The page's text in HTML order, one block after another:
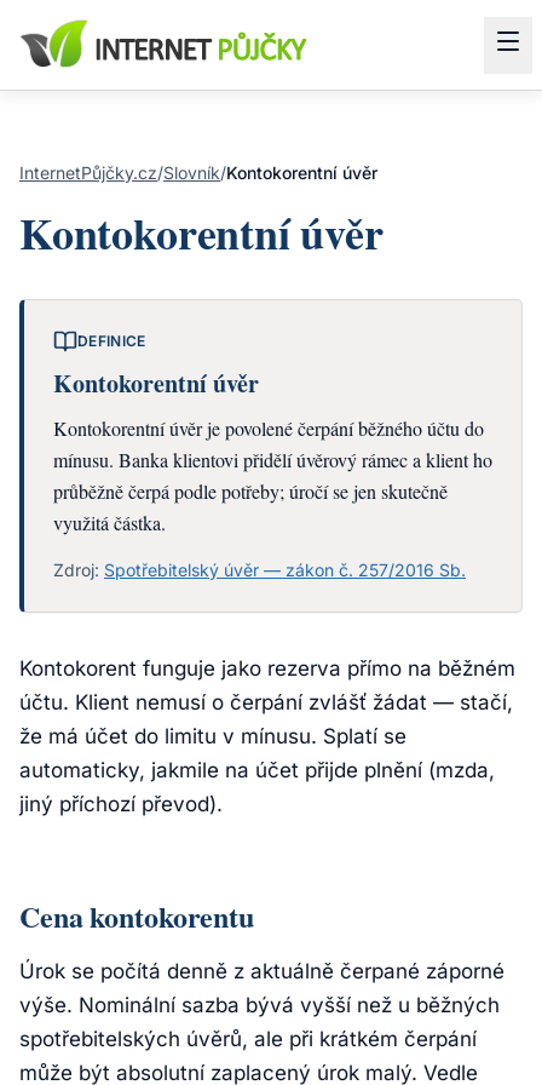
InternetPůjčky.cz/Slovník/Kontokorentní úvěr
Kontokorentní úvěr
DEFINICE
Kontokorentní úvěr
Kontokorentní úvěr je povolené čerpání běžného účtu do
mínusu. Banka klientovi přidělí úvěrový rámec a klient ho
průběžně čerpá podle potřeby; úročí se jen skutečně
využitá částka.
Zdroj: Spotřebitelský úvěr — zákon č. 257/2016 Sb.
Kontokorent funguje jako rezerva přímo na běžném
účtu. Klient nemusí o čerpání zvlášť žádat — stačí,
že má účet do limitu v mínusu. Splatí se
automaticky, jakmile na účet přijde plnění (mzda,
jiný příchozí převod).
Cena kontokorentu
Úrok se počítá denně z aktuálně čerpané záporné
výše. Nominální sazba bývá vyšší než u běžných
spotřebitelských úvěrů, ale při krátkém čerpání
může být absolutní zaplacený úrok malý. Vedle